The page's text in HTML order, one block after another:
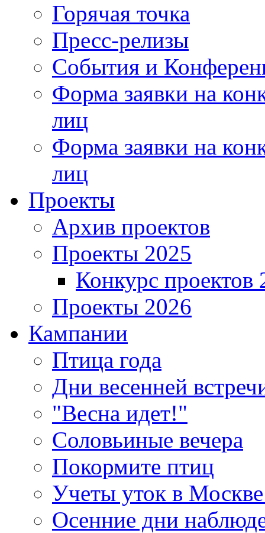
Горячая точка
Пресс-релизы
События и
Форма заявки на
лиц
Форма заявки на
лиц
Проекты
Архив проектов
Проекты 2025
Конкурс проектов
Проекты 2026
Кампании
Птица года
Дни весенней
"Весна идет!"
Соловьиные вечера
Покормите птиц
Учеты уток в
Осенние дни